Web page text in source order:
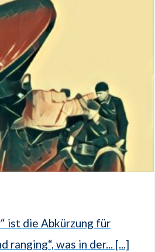
ist die Abkürzung für
ranging“, was in der... [...]